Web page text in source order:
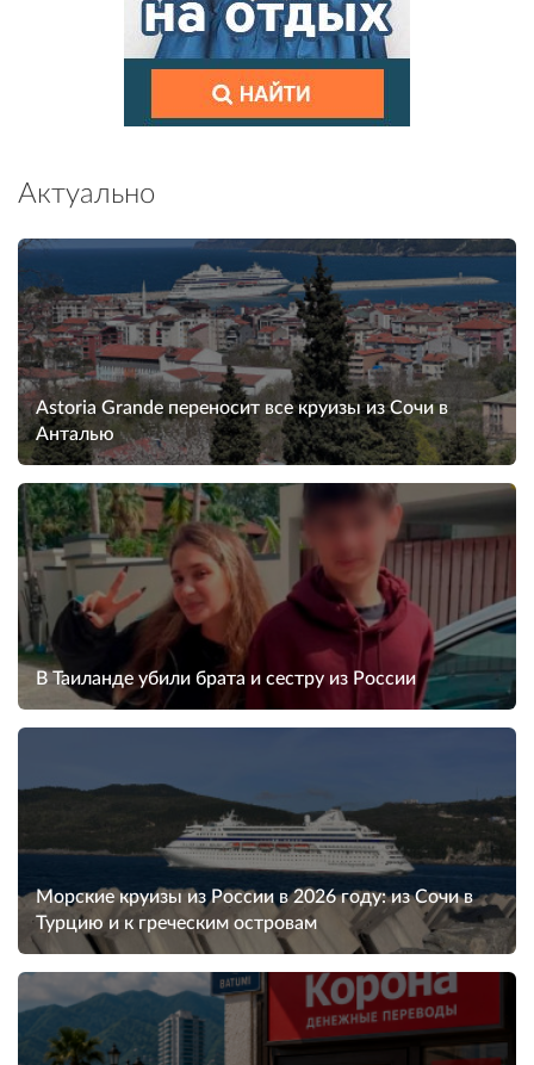
Актуально
Astoria Grande переносит все круизы из Сочи в
Анталью
В Таиланде убили брата и сестру из России
Морские круизы из России в 2026 году: из Сочи в
Турцию и к греческим островам